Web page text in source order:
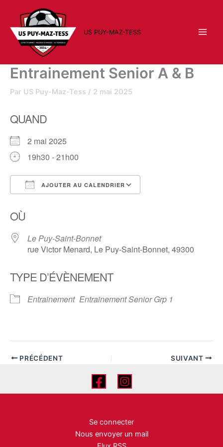
contenu
US PUY-MAZ-TESS
Entrainement Senior A & B
Par US Puy-Maz-Tess / 2 mai 2025
QUAND
2 mai 2025
19h30 - 21h00
AJOUTER AU CALENDRIER
OÙ
Le Puy-Saint-Bonnet
rue Victor Menard, Le Puy-Saint-Bonnet, 49300
TYPE D’ÉVÈNEMENT
Entrainement Entrainement Senior Grp 1
PRÉCÉDENT SUIVANT
Se connecter
Nous envoyer un mail